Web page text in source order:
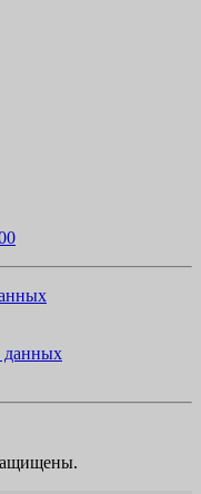
данных